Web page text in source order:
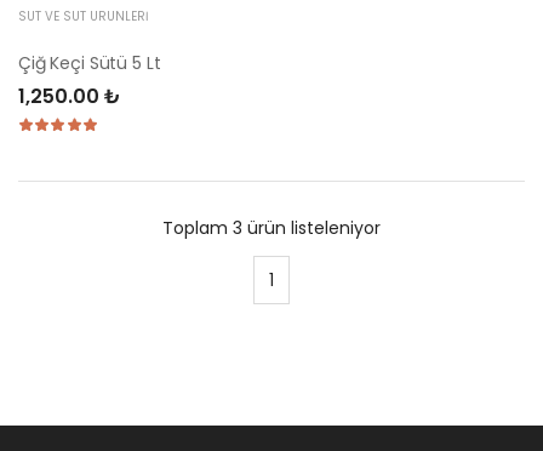
SÜT VE SÜT ÜRÜNLERI
Çiğ Keçi Sütü 5 Lt
1,250.00 ₺
Toplam 3 ürün listeleniyor
1